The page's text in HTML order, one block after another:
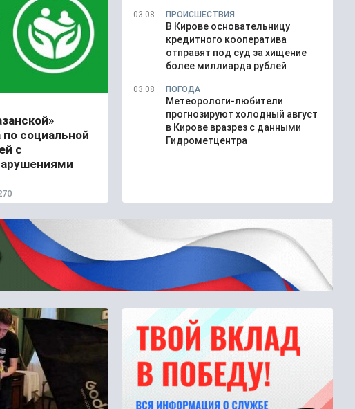
социальной
с
03.08 ПРОИСШЕСТВИЯ
В Кирове основательницу
кредитного кооператива
отправят под суд за хищение
более миллиарда рублей
03.08 ПОГОДА
Метеорологи-любители
прогнозируют холодный август
в Кирове вразрез с данными
Гидрометцентра